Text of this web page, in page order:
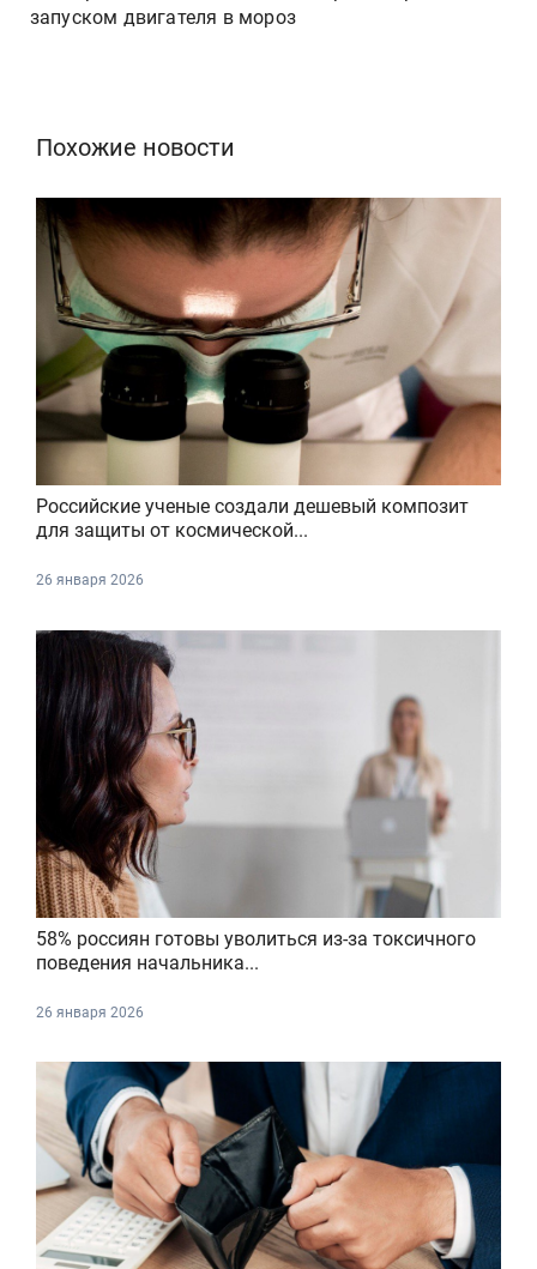
запуском двигателя в мороз
Похожие новости
Российские ученые создали дешевый композит
для защиты от космической...
26 января 2026
58% россиян готовы уволиться из-за токсичного
поведения начальника...
26 января 2026